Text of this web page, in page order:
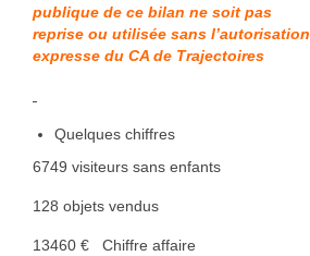
publique de ce bilan ne soit pas
reprise ou utilisée sans l’autorisation
expresse du CA de Trajectoires
Quelques chiffres
6749 visiteurs sans enfants
128 objets vendus
13460 € Chiffre affaire